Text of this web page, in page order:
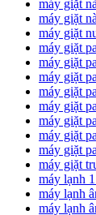
máy giặt
máy giặt
máy giặt
máy giặt
máy giặt
máy giặt
máy giặt
máy giặt
máy giặt
máy giặt
máy giặt
máy giặt
máy lạnh
máy lạnh
máy lạnh